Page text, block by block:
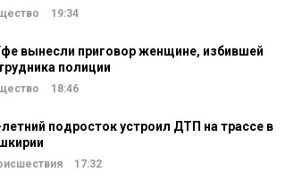
19:34
вынесли приговор женщине, избившей
полиции
18:46
подросток устроил ДТП на трассе в
17:32